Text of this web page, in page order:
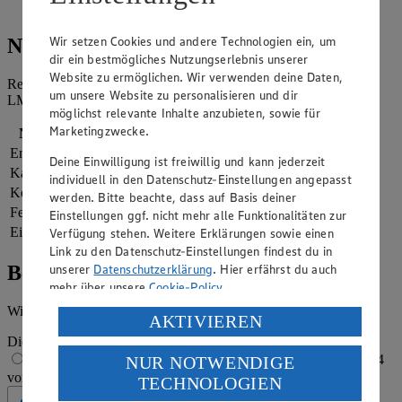
im Ofen goldbraun backen.
Nährwerte
Referenzmenge für einen durchschnittlichen Erwachsenen laut
LMIV (8.400 kJ/2.000 kcal).
Nährwerte
pro Portion
Energie
Kalorien
714 kcal (36 %)
Kohlenhydrate 39 g
Fett
54 g
Eiweiß
20 g
Bewertung
Wie hat es dir geschmeckt?
Die Bewertung wird automatisch gespeichert
2 von 5 Sternen 3 von 5 Sternen
4
von 5 Sternen
5 von 5 Sternen
Wir setzen Cookies und andere Technologien ein, um
dir ein bestmögliches Nutzungserlebnis unserer
Website zu ermöglichen. Wir verwenden deine Daten,
um unsere Website zu personalisieren und dir
möglichst relevante Inhalte anzubieten, sowie für
Marketingzwecke.
Deine Einwilligung ist freiwillig und kann jederzeit
individuell in den Datenschutz-Einstellungen angepasst
werden. Bitte beachte, dass auf Basis deiner
Einstellungen ggf. nicht mehr alle Funktionalitäten zur
Verfügung stehen. Weitere Erklärungen sowie einen
Link zu den Datenschutz-Einstellungen findest du in
unserer Datenschutzerklärung. Hier erfährst du auch
mehr über unsereCookie-Policy.
Verarbeitung deiner personenbezogenen Daten in den
USA durch Facebook und YouTube:
Wenn du auf „Aktivieren“ klickst, willigst du im Sinne
des Art. 49 Abs. 1 Satz 1 lit. a) DSGVO ein, dass deine
AKTIVIEREN
NUR NOTWENDIGE
TECHNOLOGIEN